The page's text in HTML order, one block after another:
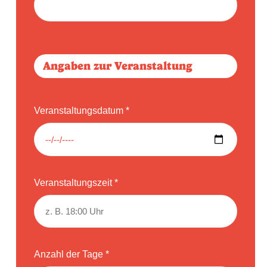
Angaben zur Veranstaltung
Veranstaltungsdatum *
Veranstaltungszeit *
Anzahl der Tage *